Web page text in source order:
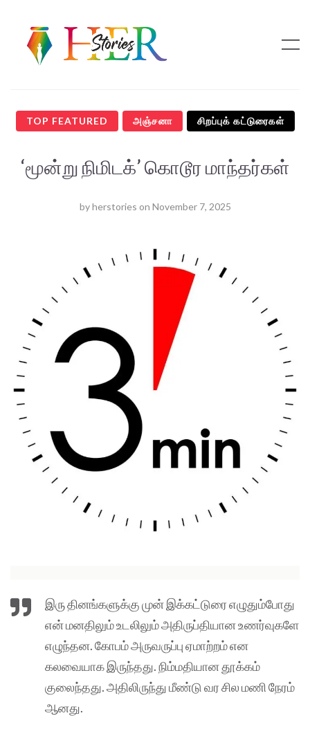
TOP FEATURED அஞ்சனா சிறப்புக் கட்டுரைகள்
‘மூன்று நிமிடக்’ கொடூர மாந்தர்கள்
byherstories on November 7, 2025
இரு தினங்களுக்கு முன் இக்கட்டுரை எழுதும்போது
என் மனதிலும் உடலிலும் அதிருப்தியான உணர்வுகளே
எழுந்தன. கோபம் அருவருப்பு ஏமாற்றம் என
கலவையாக இருந்தது. நிம்மதியான தூக்கம்
குலைந்தது. அதிலிருந்து மீண்டு வர சில மணி நேரம்
ஆனது.